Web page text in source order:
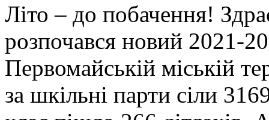
Літо – до побачення!
розпочався новий 2021-
Первомайській міській
за шкільні парти сіли